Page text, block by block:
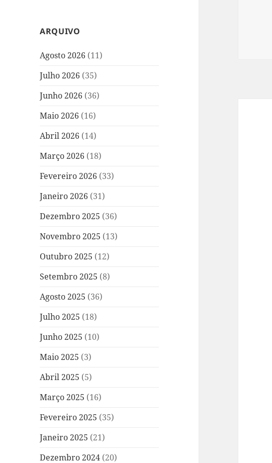
ARQUIVO
Agosto 2026 (11)
Julho 2026 (35)
Junho 2026 (36)
Maio 2026 (16)
Abril 2026 (14)
Março 2026 (18)
Fevereiro 2026 (33)
Janeiro 2026 (31)
Dezembro 2025 (36)
Novembro 2025 (13)
Outubro 2025 (12)
Setembro 2025 (8)
Agosto 2025 (36)
Julho 2025 (18)
Junho 2025 (10)
Maio 2025 (3)
Abril 2025 (5)
Março 2025 (16)
Fevereiro 2025 (35)
Janeiro 2025 (21)
Dezembro 2024 (20)